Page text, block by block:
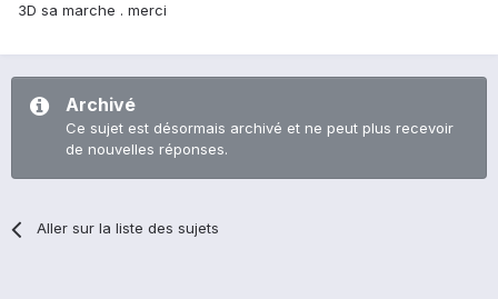
3D sa marche . merci
Archivé
Ce sujet est désormais archivé et ne peut plus recevoir
de nouvelles réponses.
Aller sur la liste des sujets